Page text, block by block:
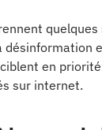
quelques
désinformation
en
sur internet.